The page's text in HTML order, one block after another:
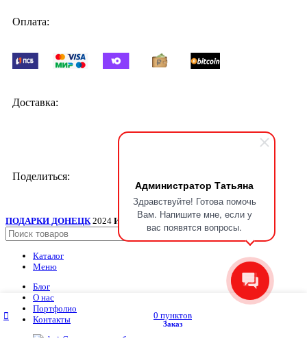
Администратор Татьяна
Здравствуйте! Готова помочь
Вам. Напишите мне, если у
вас появятся вопросы.
Оплата:
Доставка:
Поделиться:
ПОДАРКИ ДОНЕЦК 2024 ИП Мудрик А.В. ИНН ОГРН.
Поиск
Каталог
Меню
Блог
О нас
Портфолио
Контакты
Сувенирные наборы
Главная
0 пунктов
Заказ